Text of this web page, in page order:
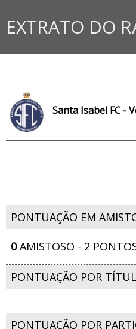
EXTRATO DO
Santa Isabel FC -
PONTUAÇÃO EM
0AMISTOSO - 2
PONTUAÇÃO POR
PONTUAÇÃO POR